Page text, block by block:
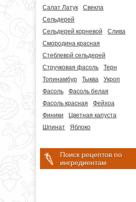
Салат Латук
Свекла
Сельдерей
Сельдерей корневой
Слива
Смородина красная
Стеблевой сельдерей
Стручковая фасоль
Терн
Топинамбур
Тыква
Укроп
Фасоль
Фасоль белая
Фасоль красная
Фейхоа
Финики
Цветная капуста
Шпинат
Яблоко
Поиск рецептов по
ингредиентам